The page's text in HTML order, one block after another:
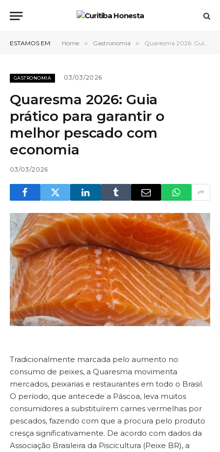
ESTAMOS EM: Home » Gastronomia » Quaresma 2026: Guia prático para garantir o melhor pescado com economia
GASTRONOMIA 03/03/2026
Quaresma 2026: Guia
prático para garantir o
melhor pescado com
economia
03/03/2026
Tradicionalmente marcada pelo aumento no
consumo de peixes, a Quaresma movimenta
mercados, peixarias e restaurantes em todo o Brasil.
O período, que antecede a Páscoa, leva muitos
consumidores a substituírem carnes vermelhas por
pescados, fazendo com que a procura pelo produto
cresça significativamente. De acordo com dados da
Associação Brasileira da Piscicultura (Peixe BR), a